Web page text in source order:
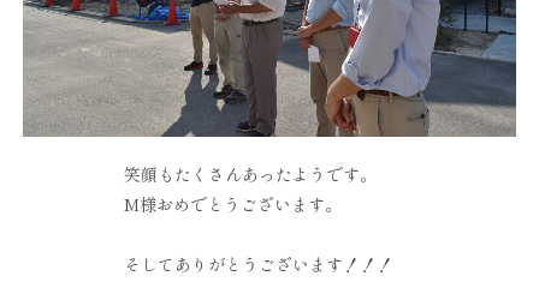
笑顔もたくさんあったようです。
M様おめでとうございます。
そしてありがとうございます！！！